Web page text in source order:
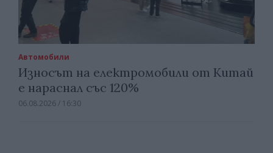
Автомобили
Износът на електромобили от Китай
е нараснал със 120%
06.08.2026 / 16:30